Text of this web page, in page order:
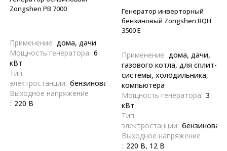
Zongshen PB 7000
Применение: дома, дачи
Мощность генератора: 6
кВт
Тип
электростанции: бензиновая
Выходное напряжение
: 220 В
Генератор инверторный
бензиновый Zongshen BQH
3500 E
Применение: дома, дачи,
газового котла, для сплит-
системы, холодильника,
компьютера
Мощность генератора: 3
кВт
Тип
электростанции: бензиновая
Выходное напряжение
: 220 В, 12 В